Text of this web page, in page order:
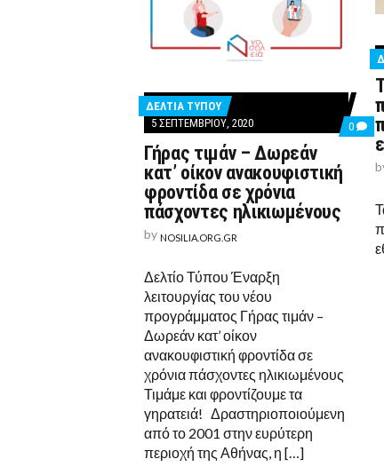
ΔΕΛΤΙΑ ΤΥΠΟΥ
5 ΣΕΠΤΕΜΒΡΊΟΥ, 2020
0
ON
ΓΉΡΑΣ
ΚΑΤ’
Γήρας τιμάν – Δωρεάν
κατ’ οίκον ανακουφιστική
φροντίδα σε χρόνια
πάσχοντες ηλικιωμένους
by NOSILIA.ORG.GR
Δελτίο Τύπου Έναρξη
λειτουργίας του νέου
προγράμματος Γήρας τιμάν –
Δωρεάν κατ’ οίκον
ανακουφιστική φροντίδα σε
χρόνια πάσχοντες ηλικιωμένους
Τιμάμε και φροντίζουμε τα
γηρατειά! Δραστηριοποιούμενη
από το 2001 στην ευρύτερη
περιοχή της Αθήνας, η […]